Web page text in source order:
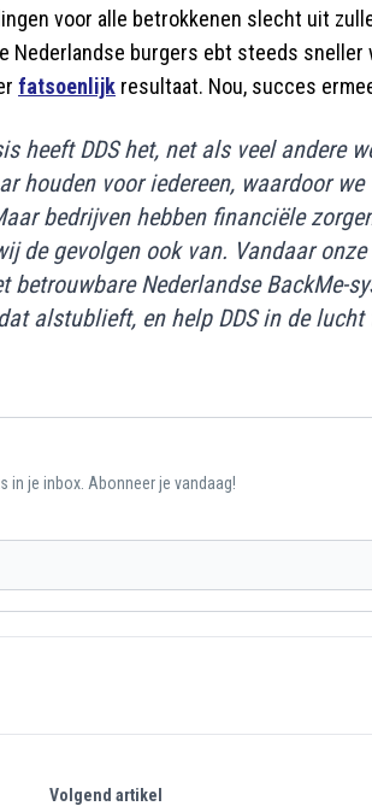
voor alle betrokkenen slecht uit
Nederlandse burgers ebt steeds sneller
fatsoenlijk resultaat. Nou, succes
heeft DDS het, net als veel andere
houden voor iedereen, waardoor we
bedrijven hebben financiële
de gevolgen ook van. Vandaar
Nederlandse BackMe-
alstublieft, en help DDS in de lucht
in je inbox. Abonneer je vandaag!
Volgend artikel